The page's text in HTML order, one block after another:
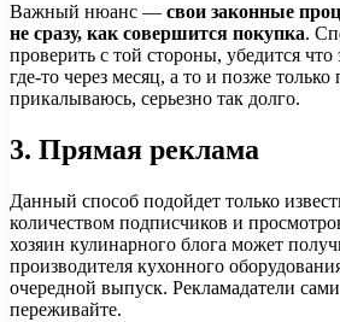
Важный нюанс — свои законные
не сразу, как совершится покупка.
проверить с той стороны, убедится
где-то через месяц, а то и позже
прикалываюсь, серьезно так долго.
3. Прямая реклама
Данный способ подойдет только
количеством подписчиков и
хозяин кулинарного блога может
производителя кухонного
очередной выпуск. Рекламадатели
переживайте.